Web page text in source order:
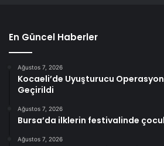
En Güncel Haberler
Ağustos 7, 2026
Kocaeli’de Uyuşturucu
Geçirildi
Ağustos 7, 2026
Bursa’da ilklerin festivalinde
Ağustos 7, 2026